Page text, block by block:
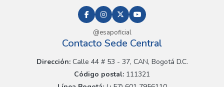
@esapoficial
Contacto Sede Central
Dirección:Calle 44 # 53 - 37, CAN, Bogotá D.C.
Código postal: 111321